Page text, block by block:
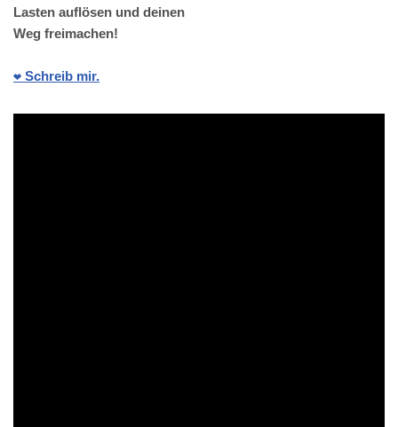
Lasten auflösen und deinen
Weg freimachen!
❤️ Schreib mir.